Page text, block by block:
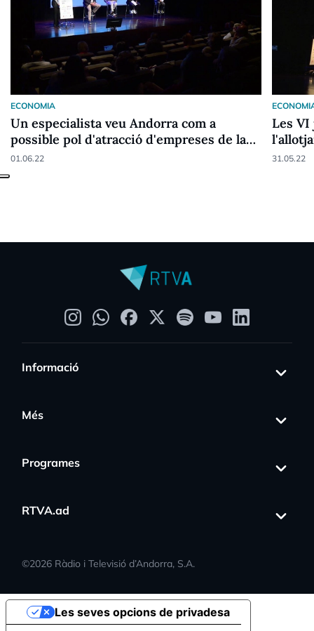
ECONOMIA
Un especialista veu Andorra com a
possible pol d'atracció d'empreses de la
indústria del metavers
01.06.22
Les VI
31.05.22
Informació
Més
Programes
RTVA.ad
©2026 Ràdio i Televisió d’Andorra, S.A.
Les seves opcions de privadesa